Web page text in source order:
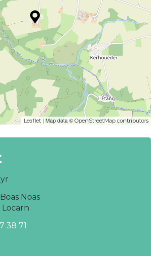
Leaflet | Map data © OpenStreetMap contributors
Noas
38 71